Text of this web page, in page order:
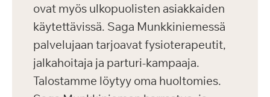
ovat myös ulkopuolisten asiakkaiden
käytettävissä. Saga Munkkiniemessä
palvelujaan tarjoavat fysioterapeutit,
jalkahoitaja ja parturi-kampaaja.
Talostamme löytyy oma huoltomies.